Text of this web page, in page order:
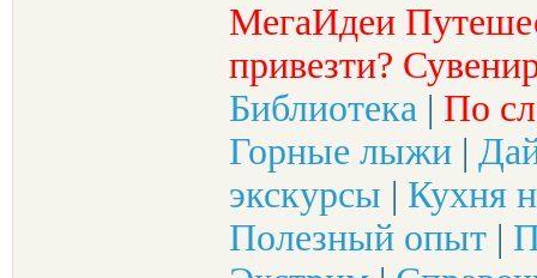
МегаИдеи
привезти?
Библиотека | По
Горные лыжи |
экскурсы | Кухня
Полезный опыт |